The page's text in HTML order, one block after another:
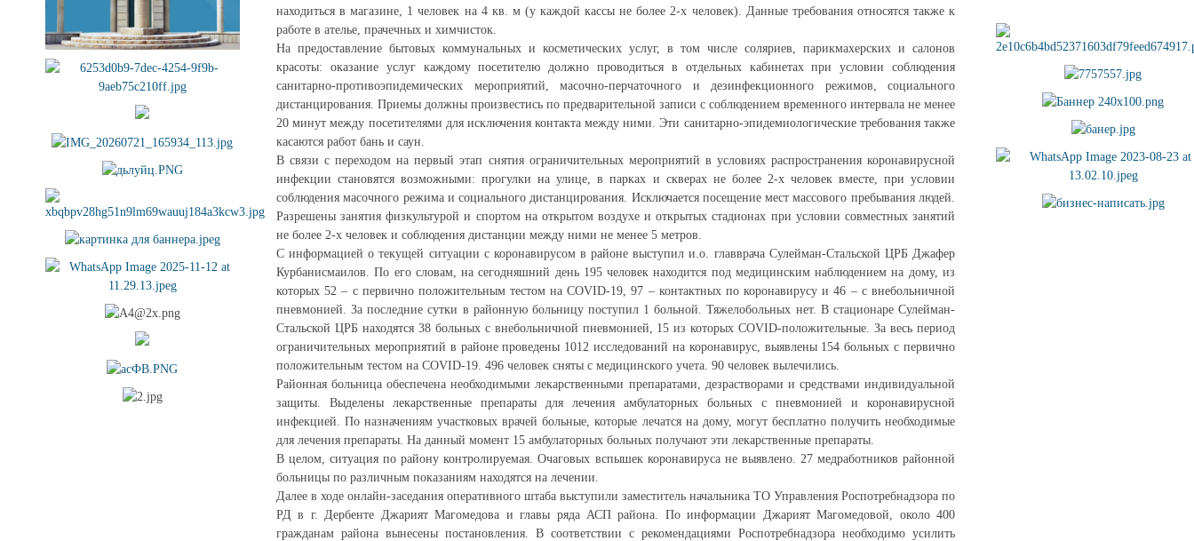
находиться в магазине, 1 человек на 4 кв. м (у каждой кассы не более 2-х человек). Данные требования относятся также к
работе в ателье, прачечных и химчисток.
На предоставление бытовых коммунальных и косметических услуг, в том числе соляриев, парикмахерских и салонов
красоты: оказание услуг каждому посетителю должно проводиться в отдельных кабинетах при условии соблюдения
санитарно-противоэпидемических мероприятий, масочно-перчаточного и дезинфекционного режимов, социального
дистанцирования. Приемы должны произвестись по предварительной записи с соблюдением временного интервала не менее
20 минут между посетителями для исключения контакта между ними. Эти санитарно-эпидемиологические требования также
касаются работ бань и саун.
В связи с переходом на первый этап снятия ограничительных мероприятий в условиях распространения коронавирусной
инфекции становятся возможными: прогулки на улице, в парках и скверах не более 2-х человек вместе, при условии
соблюдения масочного режима и социального дистанцирования. Исключается посещение мест массового пребывания людей.
Разрешены занятия физкультурой и спортом на открытом воздухе и открытых стадионах при условии совместных занятий
не более 2-х человек и соблюдения дистанции между ними не менее 5 метров.
С информацией о текущей ситуации с коронавирусом в районе выступил и.о. главврача Сулейман-Стальской ЦРБ Джафер
Курбанисмаилов. По его словам, на сегодняшний день 195 человек находится под медицинским наблюдением на дому, из
которых 52 – с первично положительным тестом на COVID-19, 97 – контактных по коронавирусу и 46 – с внебольничной
пневмонией. За последние сутки в районную больницу поступил 1 больной. Тяжелобольных нет. В стационаре Сулейман-
Стальской ЦРБ находятся 38 больных с внебольничной пневмонией, 15 из которых COVID-положительные. За весь период
ограничительных мероприятий в районе проведены 1012 исследований на коронавирус, выявлены 154 больных с первично
положительным тестом на COVID-19. 496 человек сняты с медицинского учета. 90 человек вылечились.
Районная больница обеспечена необходимыми лекарственными препаратами, дезрастворами и средствами индивидуальной
защиты. Выделены лекарственные препараты для лечения амбулаторных больных с пневмонией и коронавирусной
инфекцией. По назначениям участковых врачей больные, которые лечатся на дому, могут бесплатно получить необходимые
для лечения препараты. На данный момент 15 амбулаторных больных получают эти лекарственные препараты.
В целом, ситуация по району контролируемая. Очаговых вспышек коронавируса не выявлено. 27 медработников районной
больницы по различным показаниям находятся на лечении.
Далее в ходе онлайн-заседания оперативного штаба выступили заместитель начальника ТО Управления Роспотребнадзора по
РД в г. Дербенте Джарият Магомедова и главы ряда АСП района. По информации Джарият Магомедовой, около 400
гражданам района вынесены постановления. В соответствии с рекомендациями Роспотребнадзора необходимо усилить